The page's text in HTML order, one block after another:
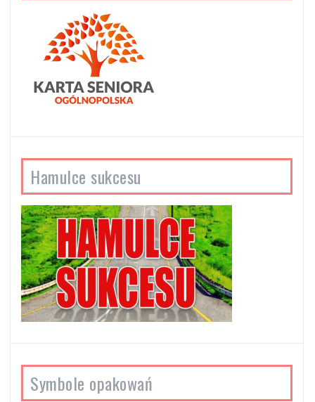
Hamulce sukcesu
Symbole opakowań